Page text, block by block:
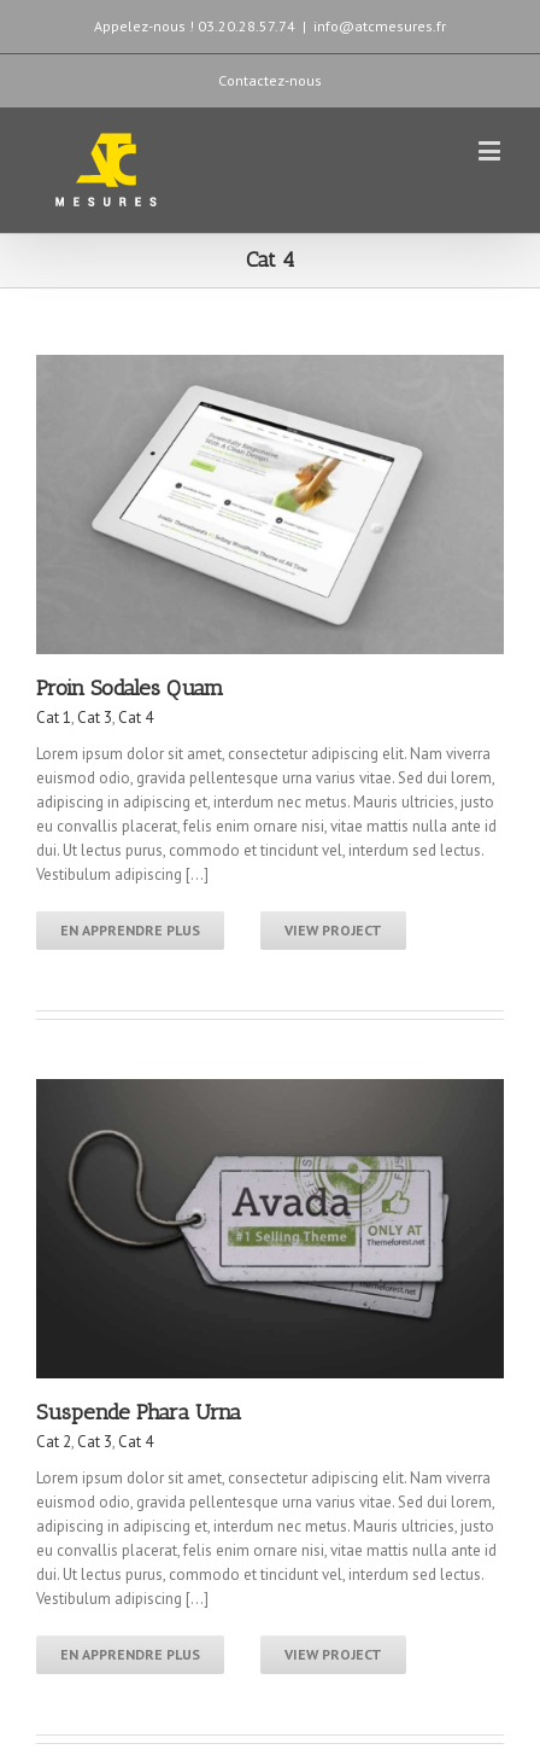
Appelez-nous ! 03.20.28.57.74 | info@atcmesures.fr
Contactez-nous
Cat 4
Proin Sodales Quam
Cat 1, Cat 3, Cat 4
Lorem ipsum dolor sit amet, consectetur adipiscing elit. Nam viverra
euismod odio, gravida pellentesque urna varius vitae. Sed dui lorem,
adipiscing in adipiscing et, interdum nec metus. Mauris ultricies, justo
eu convallis placerat, felis enim ornare nisi, vitae mattis nulla ante id
dui. Ut lectus purus, commodo et tincidunt vel, interdum sed lectus.
Vestibulum adipiscing […]
EN APPRENDRE PLUS VIEW PROJECT
Suspende Phara Urna
Cat 2, Cat 3, Cat 4
Lorem ipsum dolor sit amet, consectetur adipiscing elit. Nam viverra
euismod odio, gravida pellentesque urna varius vitae. Sed dui lorem,
adipiscing in adipiscing et, interdum nec metus. Mauris ultricies, justo
eu convallis placerat, felis enim ornare nisi, vitae mattis nulla ante id
dui. Ut lectus purus, commodo et tincidunt vel, interdum sed lectus.
Vestibulum adipiscing […]
EN APPRENDRE PLUS VIEW PROJECT